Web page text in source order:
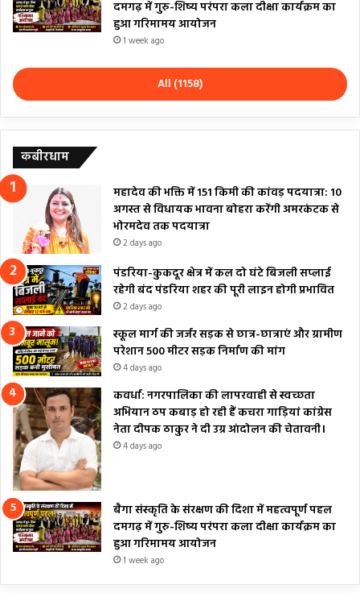
दमगढ़ में गुरु-शिष्य परंपरा कला दीक्षा कार्यक्रम का
हुआ गरिमामय आयोजन
1 week ago
All (1158)
कबीरधाम
महादेव की भक्ति में 151 किमी की कांवड़ पदयात्रा: 10
अगस्त से विधायक भावना बोहरा करेंगी अमरकंटक से
भोरमदेव तक पदयात्रा
2 days ago
पंडरिया-कुकदूर क्षेत्र में कल दो घंटे बिजली सप्लाई
रहेगी बंद पंडरिया शहर की पूरी लाइन होगी प्रभावित
2 days ago
स्कूल मार्ग की जर्जर सड़क से छात्र-छात्राएं और ग्रामीण
परेशान 500 मीटर सड़क निर्माण की मांग
4 days ago
कवर्धा: नगरपालिका की लापरवाही से स्वच्छता
अभियान ठप कबाड़ हो रही हैं कचरा गाड़ियां कांग्रेस
नेता दीपक ठाकुर ने दी उग्र आंदोलन की चेतावनी।
4 days ago
बैगा संस्कृति के संरक्षण की दिशा में महत्वपूर्ण पहल
दमगढ़ में गुरु-शिष्य परंपरा कला दीक्षा कार्यक्रम का
हुआ गरिमामय आयोजन
1 week ago